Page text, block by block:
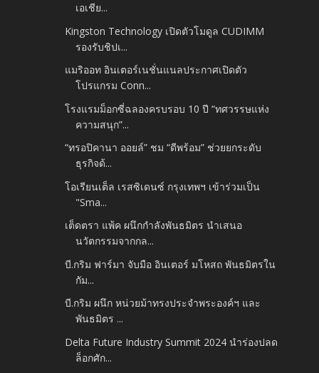
เอเชีย...
Kingston Technology เปิดตัวโมดูล CUDIMM
รองรับชิปเ...
แมริออท อินเตอร์เนชั่นแนลประกาศเปิดตัว
โปรแกรม Conn...
โรงแรมม็อกซี่ฉลองครบรอบ 10 ปี “ทศวรรษแห่ง
ความสนุก”...
“ทรอปิคานา ออยล์” ชม “ดีพร้อม” ช่วยยกระดับ
ธุรกิจด้...
โอเรียนเต็ล เรสซิเดนซ์ กรุงเทพฯ เข้าร่วมเป็น
"Sma...
เต็ดตรา แพ้ค ผนึกกำลังพันธมิตร นำเสนอ
นวัตกรรมจากกล...
บี.กริม ฟาร์มา จับมือ อินเตอร์ มโหสถ พันธมิตรใน
กัม...
บี.กริม ผนึก หน่วยม้าทรงประจำพระองค์ฯ และ
พันธมิตร ...
Delta Future Industry Summit 2024 นำร่องปลด
ล็อกศัก...